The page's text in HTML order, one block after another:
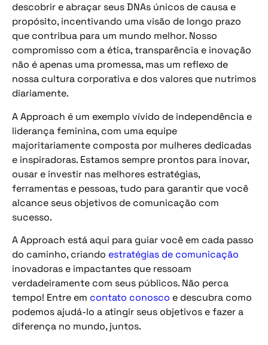
descobrir e abraçar seus DNAs únicos de causa e
propósito, incentivando uma visão de longo prazo
que contribua para um mundo melhor. Nosso
compromisso com a ética, transparência e inovação
não é apenas uma promessa, mas um reflexo de
nossa cultura corporativa e dos valores que nutrimos
diariamente.
A Approach é um exemplo vívido de independência e
liderança feminina, com uma equipe
majoritariamente composta por mulheres dedicadas
e inspiradoras. Estamos sempre prontos para inovar,
ousar e investir nas melhores estratégias,
ferramentas e pessoas, tudo para garantir que você
alcance seus objetivos de comunicação com
sucesso.
A Approach está aqui para guiar você em cada passo
do caminho, criando estratégias de comunicação
inovadoras e impactantes que ressoam
verdadeiramente com seus públicos. Não perca
tempo! Entre em contato conosco e descubra como
podemos ajudá-lo a atingir seus objetivos e fazer a
diferença no mundo, juntos.